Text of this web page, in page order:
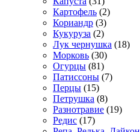
Картофель (2)
Кориандр (3)
Кукуруза (2)
Лук чернушка (18)
Морковь (30)
Огурцы (81)
Патиссоны (7)
Перцы (15)
Петрушка (8)
Разнотравие (19)
Редис (17)